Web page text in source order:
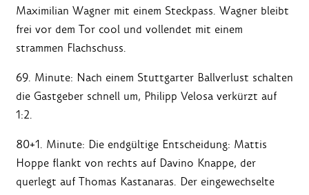
Maximilian Wagner mit einem Steckpass. Wagner bleibt
frei vor dem Tor cool und vollendet mit einem
strammen Flachschuss.
69. Minute: Nach einem Stuttgarter Ballverlust schalten
die Gastgeber schnell um, Philipp Velosa verkürzt auf
1:2.
80+1. Minute: Die endgültige Entscheidung: Mattis
Hoppe flankt von rechts auf Davino Knappe, der
querlegt auf Thomas Kastanaras. Der eingewechselte